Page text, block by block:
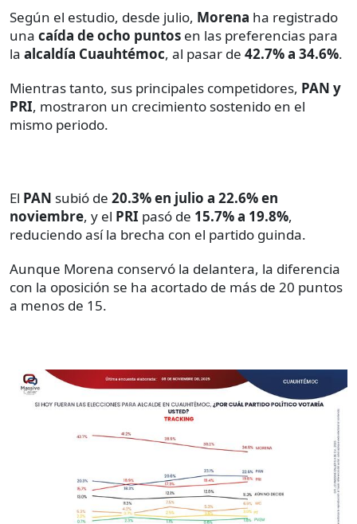
Según el estudio, desde julio, Morena ha registrado
una caída de ocho puntos en las preferencias para
la alcaldía Cuauhtémoc, al pasar de 42.7% a 34.6%.
Mientras tanto, sus principales competidores, PAN y
PRI, mostraron un crecimiento sostenido en el
mismo periodo.
El PAN subió de 20.3% en julio a 22.6% en
noviembre, y el PRI pasó de 15.7% a 19.8%,
reduciendo así la brecha con el partido guinda.
Aunque Morena conservó la delantera, la diferencia
con la oposición se ha acortado de más de 20 puntos
a menos de 15.